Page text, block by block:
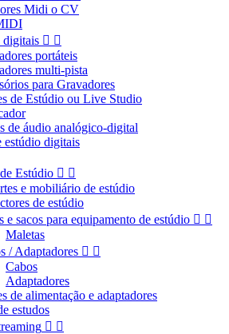
Midi o CV
digitais  
portáteis
multi-pista
para Gravadores
de Estúdio ou Live Studio
de áudio analógico-digital
estúdio digitais
Estúdio  
e mobiliário de estúdio
de estúdio
e sacos para equipamento de estúdio  
Maletas
/ Adaptadores  
Cabos
Adaptadores
de alimentação e adaptadores
estudos
 